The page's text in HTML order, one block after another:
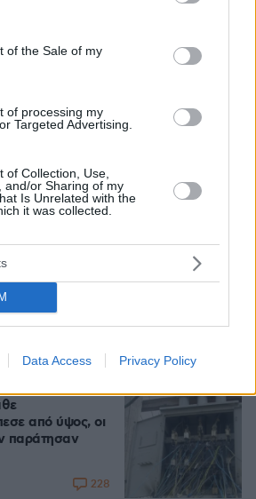
to Google and its third-party tags to
specified purposes in below Google
of the Sale of my
of processing my
Targeted Advertising.
of Collection, Use,
and/or Sharing of my
Is Unrelated with the
it was collected.
Data Access Privacy Policy
βοηθώντας
που
στην
26
ότι
και έχασε
στον Άγιο
από ύψος, οι
παράτησαν
228